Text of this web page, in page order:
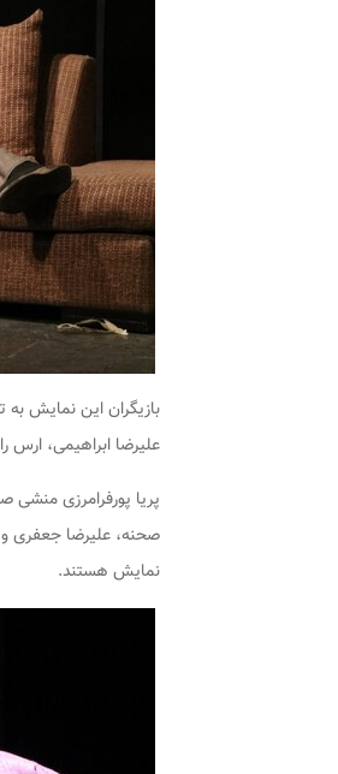
بازیگران این نمایش
علیرضا ابراهیمی، ارس
پریا پورفرامرزی
صحنه، علیرضا جعفری
نمایش هستند.